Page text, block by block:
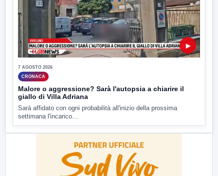
▶
7 AGOSTO 2026
CRONACA
Malore o aggressione? Sarà l'autopsia a chiarire il
giallo di Villa Adriana
Sarà affidato con ogni probabilità all'inizio della prossima
settimana l'incarico...